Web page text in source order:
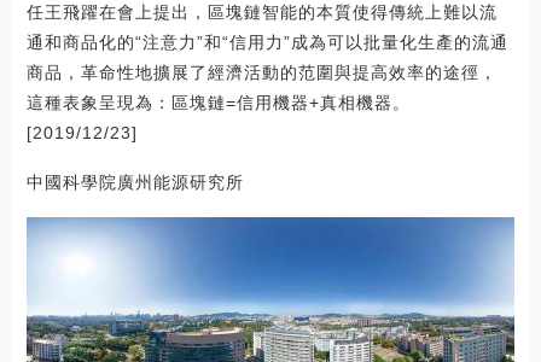
任王飛躍在會上提出，區塊鏈智能的本質使得傳統上難以流
通和商品化的“注意力”和“信用力”成為可以批量化生產的流通
商品，革命性地擴展了經濟活動的范圍與提高效率的途徑，
這種表象呈現為：區塊鏈=信用機器+真相機器。
[2019/12/23]
中國科學院廣州能源研究所